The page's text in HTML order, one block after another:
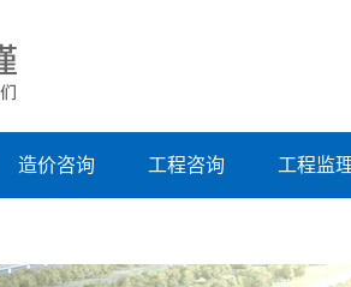
造价咨询 工程咨询 工程监